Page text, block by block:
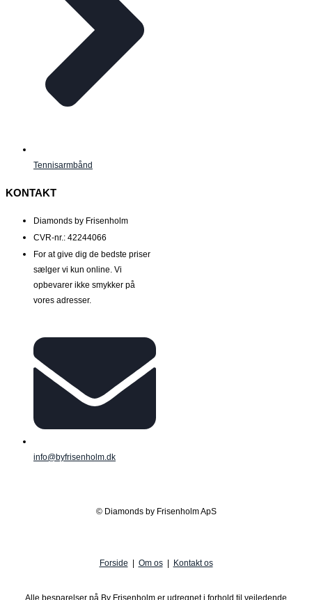
Tennisarmbånd
KONTAKT
Diamonds by Frisenholm
CVR-nr.: 42244066
For at give dig de bedste priser
sælger vi kun online. Vi
opbevarer ikke smykker på
vores adresser.
info@byfrisenholm.dk
© Diamonds by Frisenholm ApS
Forside Om os| Kontakt os
Alle besparelser på By Frisenholm er udregnet i forhold til vejledende